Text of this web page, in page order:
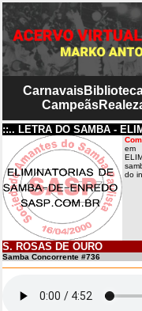
Carnavais
Campeãs
::.. LETRA DO SAMBA -
do
S. ROSAS DE OURO
Samba Concorrente #736